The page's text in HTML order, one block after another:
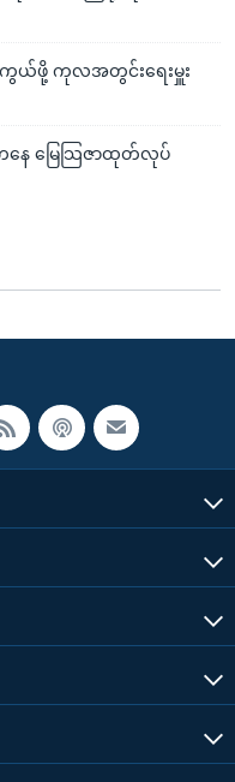
ာကွယ်ဖို့ ကုလအတွင်းရေးမှူး
နေ မြေသြဇာထုတ်လုပ်